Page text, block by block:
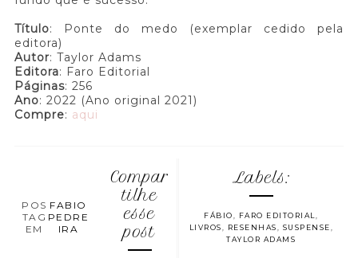
Título: Ponte do medo (exemplar cedido pela
editora)
Autor: Taylor Adams
Editora: Faro Editorial
Páginas: 256
Ano: 2022 (Ano original 2021)
Compre: aqui
POS
TAG
EM
FABIO
PEDRE
IRA
Compar
tilhe
esse
post
Labels:
FÁBIO, FARO EDITORIAL,
LIVROS, RESENHAS, SUSPENSE,
TAYLOR ADAMS